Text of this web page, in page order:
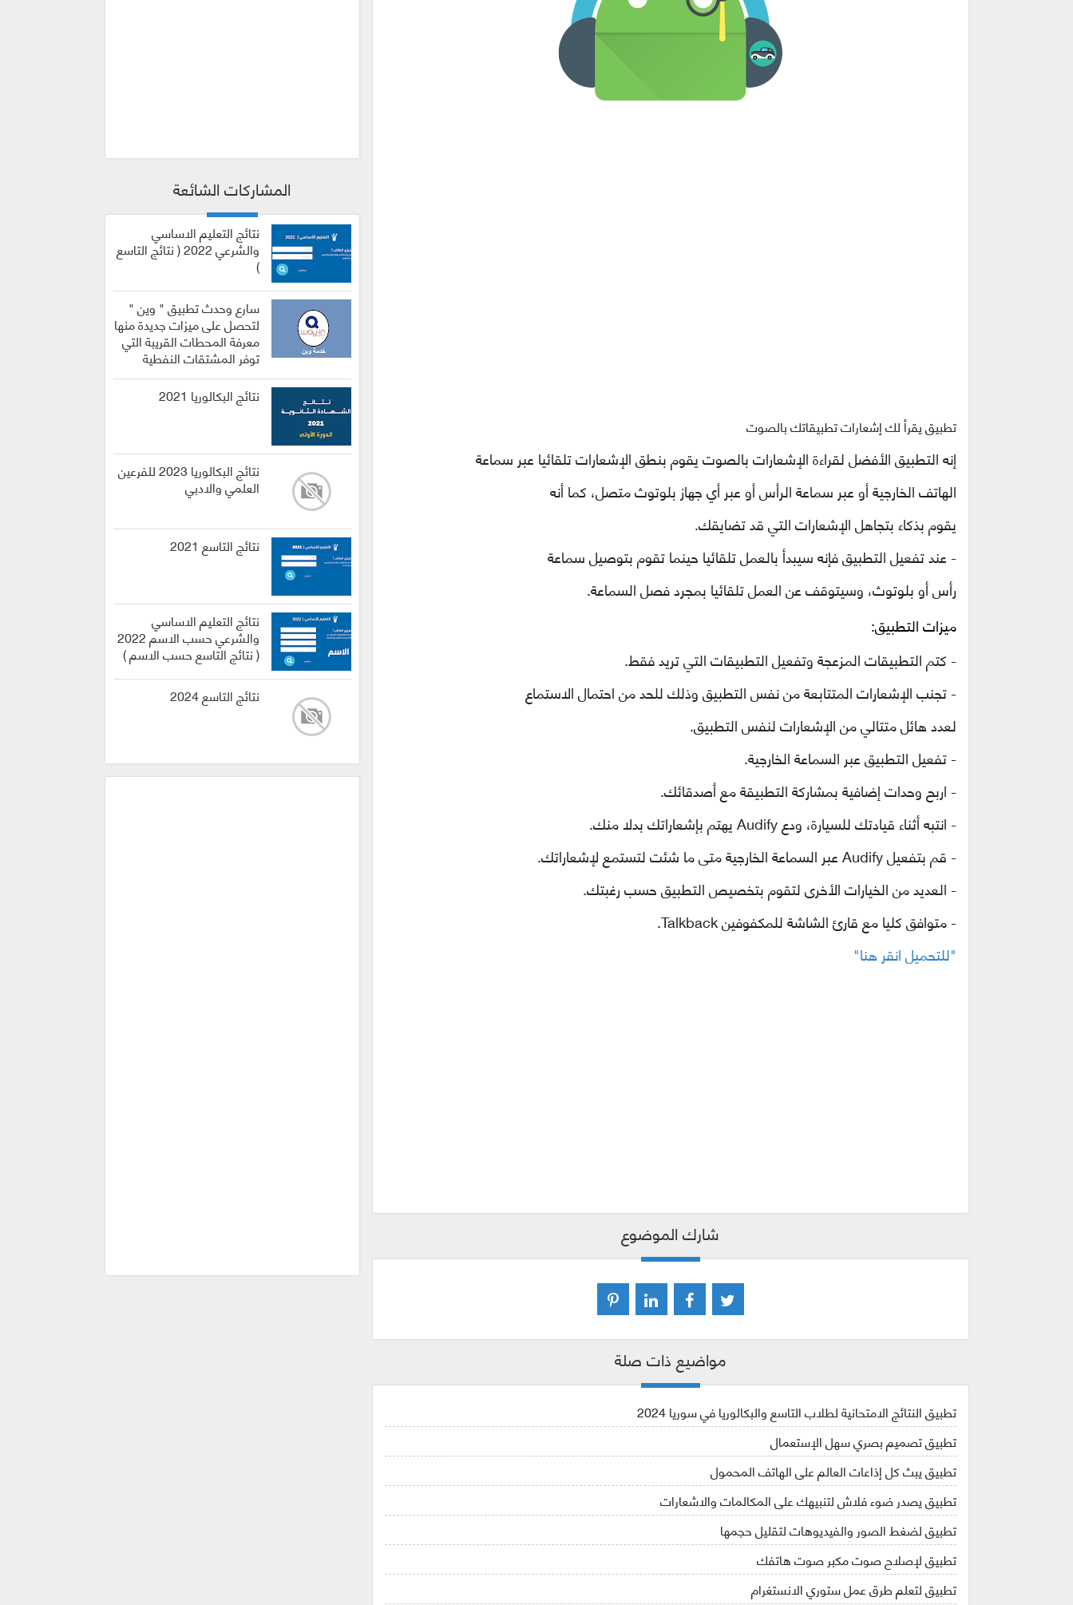
تطبيق يقرأ لك إشعارات تطبيقاتك بالصوت
إنه التطبيق الأفضل لقراءة الإشعارات بالصوت يقوم بنطق الإشعارات تلقائيا عبر سماعة
الهاتف الخارجية أو عبر سماعة الرأس أو عبر أي جهاز بلوتوث متصل، كما أنه
يقوم بذكاء بتجاهل الإشعارات التي قد تضايقك.
- عند تفعيل التطبيق فإنه سيبدأ بالعمل تلقائيا حينما تقوم بتوصيل سماعة
رأس أو بلوتوث، وسيتوقف عن العمل تلقائيا بمجرد فصل السماعة.
ميزات التطبيق:
- كتم التطبيقات المزعجة وتفعيل التطبيقات التي تريد فقط.
-تجنب الإشعارات المتتابعة من نفس التطبيق وذلك للحد من احتمال الاستماع
لعدد هائل متتالي من الإشعارات لنفس التطبيق.
-تفعيل التطبيق عبر السماعة الخارجية.
-اربح وحدات إضافية بمشاركة التطبيقة مع أصدقائك.
- انتبه أثناء قيادتك للسيارة، ودعAudifyيهتم بإشعاراتك بدلا منك.
-قم بتفعيلAudifyعبر السماعة الخارجية متى ما شئت لتستمع لإشعاراتك.
-العديد من الخيارات الأخرى لتقوم بتخصيص التطبيق حسب رغبتك.
-متوافق كليا مع قارئ الشاشة للمكفوفينTalkback
.
"للتحميل انقر هنا"
شارك الموضوع
مواضيع ذات صلة
تطبيق النتائج الامتحانية لطلاب التاسع والبكالوريا في سوريا 2024
تطبيق تصميم بصري سهل الإستعمال
تطبيق يبث كل إذاعات العالم على الهاتف المحمول
تطبيق يصدر ضوء فلاش لتنبيهك على المكالمات والاشعارات
تطبيق لضغط الصور والفيديوهات لتقليل حجمها
تطبيق لإصلاح صوت مكبر صوت هاتفك
تطبيق لتعلم طرق عمل ستوري الانستغرام
المشاركات الشائعة
نتائج التعليم الاساسي
والشرعي 2022 ( نتائج التاسع
)
سارع وحدث تطبيق " وين "
لتحصل على ميزات جديدة منها
معرفة المحطات القريبة التي
توفر المشتقات النفطية
نتائج البكالوريا 2021
نتائج البكالوريا 2023 للفرعين
العلمي والادبي
نتائج التاسع 2021
نتائج التعليم الاساسي
والشرعي حسب الاسم 2022
( نتائج التاسع حسب الاسم )
نتائج التاسع 2024